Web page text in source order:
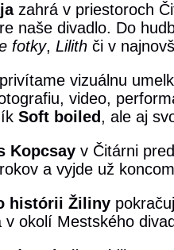
zahrá v priestoroch
naše divadlo. Do
fotky, Lilith či v
vizuálnu
video,
Soft boiled, ale aj
Kopcsay v Čitárni
a vyjde už
histórii Žiliny
v okolí Mestského